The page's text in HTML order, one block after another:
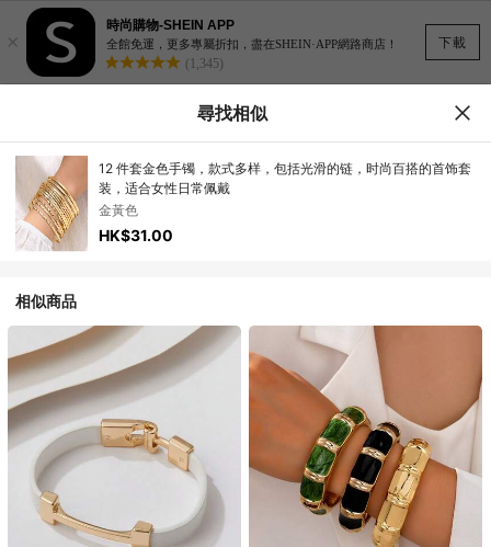
下載
×
時尚購物-SHEIN APP
全館免運，更多專屬折扣，盡在SHEIN·APP網路商店！
(1,345)
尋找相似
12 件套金色手镯，款式多样，包括光滑的链，时尚百搭的首饰套
装，适合女性日常佩戴
金黃色
HK$31.00
相似商品